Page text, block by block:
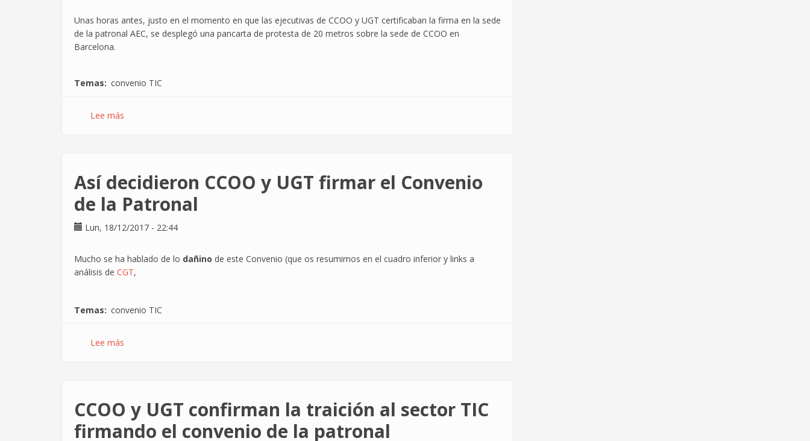
Unas horas antes, justo en el momento en que las ejecutivas de CCOO y UGT certificaban la firma en la sede
de la patronal AEC, se desplegó una pancarta de protesta de 20 metros sobre la sede de CCOO en
Barcelona.
Temas convenio TIC
Lee más
sector
la
firma
Convenio
Así decidieron CCOO y UGT firmar el Convenio
de la Patronal
Lun, 18/12/2017 - 22:44
Mucho se ha hablado de lo dañino de este Convenio (que os resumimos en el cuadro inferior y links a
análisis de CGT,
Temas convenio TIC
Lee más
UGT
firmar
el
CCOO y UGT confirman la traición al sector TIC
firmando el convenio de la patronal